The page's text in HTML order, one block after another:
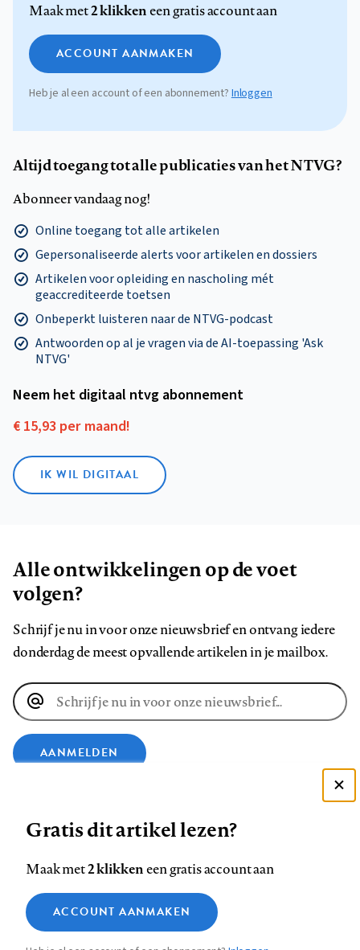
Maak met2 klikkeneen gratis account aan
ACCOUNT AANMAKEN
Heb je al een account of een abonnement?Inloggen
Altijd toegang tot alle publicaties van het NTVG?
Abonneer vandaag nog!
Online toegang tot alle artikelen
Gepersonaliseerde alerts voor artikelen en dossiers
Artikelen voor opleiding en nascholing mét
geaccrediteerde toetsen
Onbeperkt luisteren naar de NTVG-podcast
Antwoorden op al je vragen via de AI-toepassing 'Ask
NTVG'
Neem het digitaal ntvg abonnement
€ 15,93 per maand!
IK WIL DIGITAAL
Alle ontwikkelingen op de voet
volgen?
Schrijf je nu in voor onze nieuwsbrief en ontvang iedere
donderdag de meest opvallende artikelen in je mailbox.
E-
mailadres
AANMELDEN
op
Facebook
op
LinkedIn
op
Bluesky
ons
op
InstagramYouTube
Footer
Contact Colofon Disclaimer Privacy
Medische vragen verdienen
betrouwbare antwoorden
Zie onze cookie policy
Analytische cookies
Gratis dit artikel lezen?
Maak met2 klikkeneen gratis account aan
ACCOUNT AANMAKEN